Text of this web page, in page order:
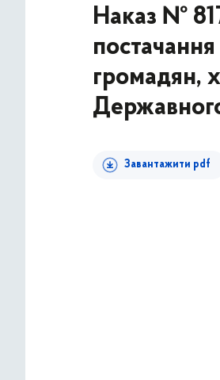
Наказ №
громадян,
Завантажити pdf